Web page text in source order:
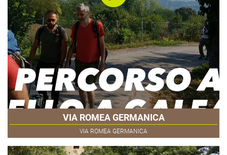
VIA ROMEA GERMANICA
VIA ROMEA GERMANICA